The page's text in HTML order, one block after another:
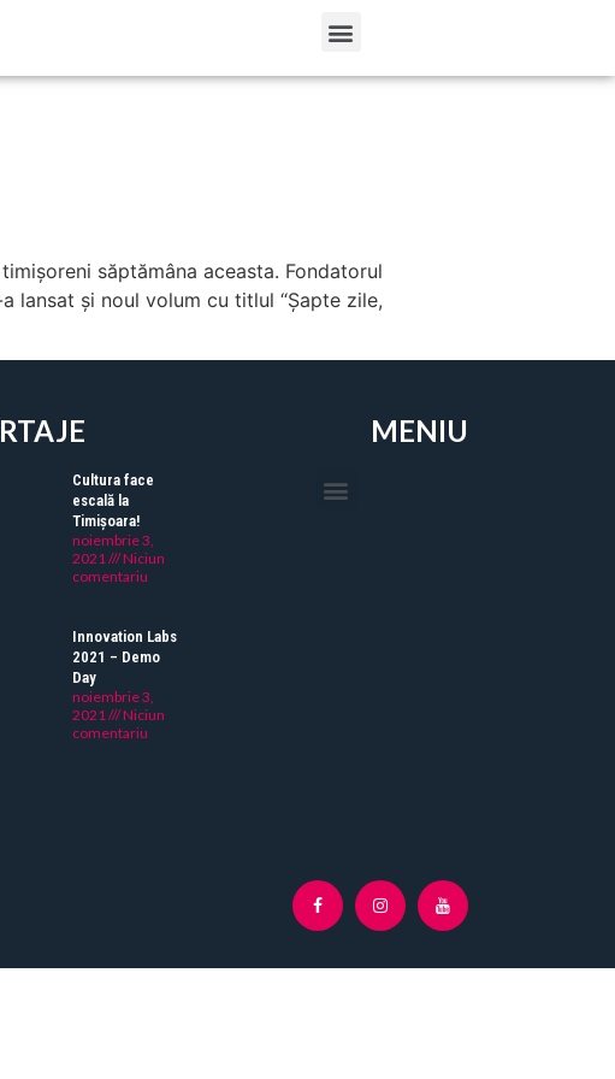
săptămâna aceasta. Fondatorul
lansat și noul volum cu titlul “Șapte zile,
Cultura face
escală la
Timișoara!
noiembrie 3,
2021
Niciun
comentariu
Innovation Labs
2021 – Demo
Day
noiembrie 3,
2021
Niciun
comentariu
MENIU